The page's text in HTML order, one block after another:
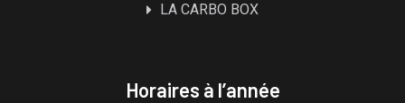
LA CARBO BOX
Horaires à l’année